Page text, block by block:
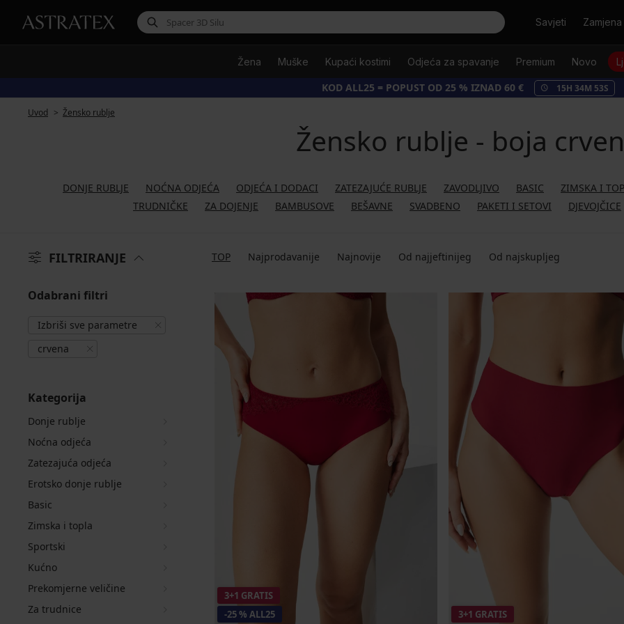
TražitiSavjeti
Žena Muške Kupaći kostimi Odjeća za spavanje Premium Novo
KOD ALL25 = POPUST OD 25 % IZNAD 60 € 15H 34M 51S
Uvod Žensko rublje
Žensko rublje - boja
DONJE RUBLJE NOĆNA ODJEĆA ODJEĆA I DODACI ZATEZAJUĆE RUBLJE ZAVODLJIVO BASIC
ZIMSKA I
TRUDNIČKE
ZA DOJENJE BAMBUSOVE BEŠAVNE SVADBENO PAKETI I SETOVI DJEVOJČICE
FILTRIRANJE TOP Najprodavanije Najnovije Od najjeftinijeg Od najskupljeg
Odabrani filtri
Izbriši sve parametre
crvena
Kategorija
Donje rublje
Noćna odjeća
Zatezajuća odjeća
Erotsko donje rublje
Basic
Zimska i topla
Sportski
Kućno
Prekomjerne veličine
Za trudnice
3+1 GRATIS
-25 % ALL25
3+1 GRATIS